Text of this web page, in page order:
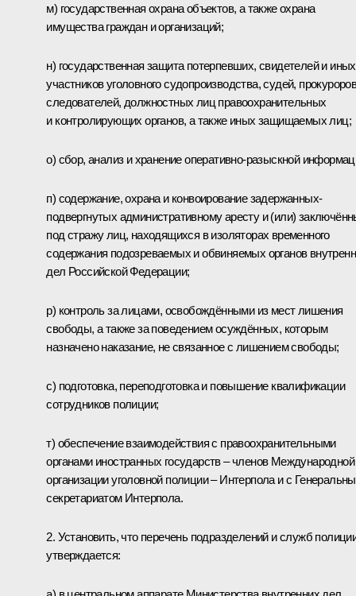
м) государственная охрана объектов, а также охрана
имущества граждан и организаций;
н) государственная защита потерпевших, свидетелей и иных
участников уголовного судопроизводства, судей,
следователей, должностных лиц правоохранительных
и контролирующих органов, а также иных защищаемых лиц;
о) сбор, анализ и хранение оперативно-разыскной
п) содержание, охрана и конвоирование задержанных-
подвергнутых административному аресту и (или)
под стражу лиц, находящихся в изоляторах временного
содержания подозреваемых и обвиняемых органов
дел Российской Федерации;
р) контроль за лицами, освобождёнными из мест лишения
свободы, а также за поведением осуждённых, которым
назначено наказание, не связанное с лишением свободы;
с) подготовка, переподготовка и повышение квалификации
сотрудников полиции;
т) обеспечение взаимодействия с правоохранительными
органами иностранных государств – членов Международной
организации уголовной полиции – Интерпола и с
секретариатом Интерпола.
2. Установить, что перечень подразделений и служб
утверждается: